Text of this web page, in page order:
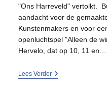
"Ons Harreveld" vertolkt.
aandacht voor de
Kunstenmakers en voor
openluchtspel "Alleen de
Hervelo, dat op 10, 11 en…
Lees VerderGeslaagde